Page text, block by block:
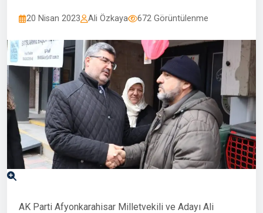
20 Nisan 2023 Ali Özkaya 672 Görüntülenme
AK Parti Afyonkarahisar Milletvekili ve Adayı Ali